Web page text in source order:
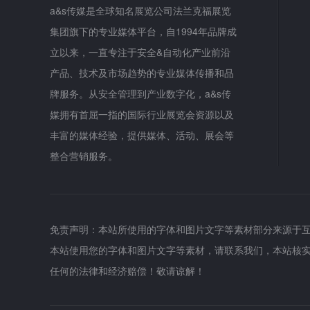
a&s传媒是全球知名展览公司法兰克福展览
集团旗下的专业媒体平台，自1994年品牌成
立以来，一直专注于安全&自动化产业前沿
产品、技术及市场趋势的专业媒体传播和品
牌服务。从安全管理到产业数字化，a&s传
媒拥有首屈一指的国际行业展览会资源以及
丰富的媒体经验，提供媒体、活动、展会等
整合营销服务。
免责声明：本站所使用的字体和图片文字等素材部分来源
本站使用您的字体和图片文字等素材，请联系我们，本站
任何的法律和经济赔偿！敬请谅解！